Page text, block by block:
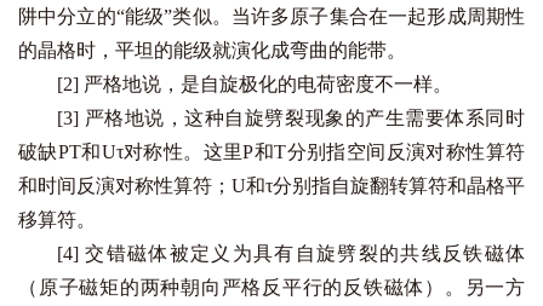
阱中分立的“能级”类似。当许多原子集合在一起形成周期性
的晶格时，平坦的能级就演化成弯曲的能带。
[2] 严格地说，是自旋极化的电荷密度不一样。
[3] 严格地说，这种自旋劈裂现象的产生需要体系同时
破缺PT和Uτ对称性。这里P和T分别指空间反演对称性算符
和时间反演对称性算符；U和τ分别指自旋翻转算符和晶格平
移算符。
[4] 交错磁体被定义为具有自旋劈裂的共线反铁磁体
（原子磁矩的两种朝向严格反平行的反铁磁体）。另一方